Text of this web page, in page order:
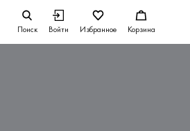
Поиск Войти Избранное Корзина